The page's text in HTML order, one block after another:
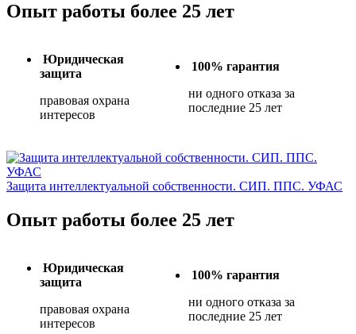
Опыт работы более 25 лет
Юридическая
защита
правовая охрана
интересов
100% гарантия
ни одного отказа за
последние 25 лет
Защита интеллектуальной собственности. СИП. ППС. УФАС
Опыт работы более 25 лет
Юридическая
защита
правовая охрана
интересов
100% гарантия
ни одного отказа за
последние 25 лет